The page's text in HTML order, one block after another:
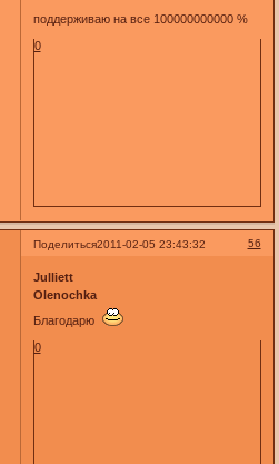
поддерживаю на все 100000000000 %
0
Поделиться 56
2011-02-05 23:43:32
Julliett
Olenochka
Благодарю
0